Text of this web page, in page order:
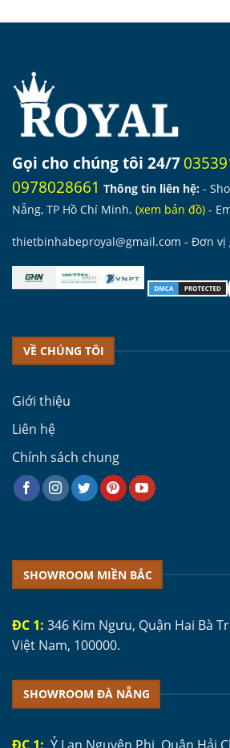
Gọi cho chúng tôi 24/7
0978028661 Thông tin liên hệ: -
Nẵng, TP Hồ Chí Minh. (xem bản đồ) -
thietbinhabeproyal@gmail.com - Đơn vị
VỀ CHÚNG TÔI
Giới thiệu
Liên hệ
Chính sách chung
SHOWROOM MIỀN BẮC
ĐC 1: 346 Kim Ngưu, Quận Hai Bà
Việt Nam, 100000.
SHOWROOM ĐÀ NẴNG